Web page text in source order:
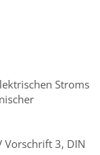
Stroms
Vorschrift 3, DIN